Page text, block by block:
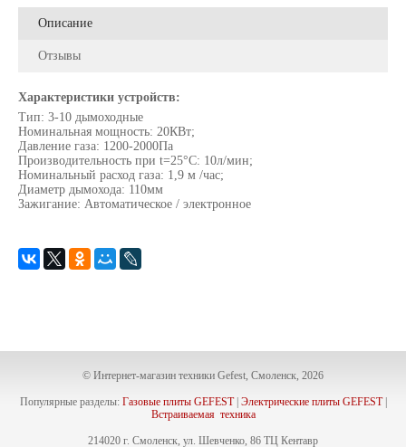
Описание
Отзывы
Характеристики устройств:
Тип: 3-10 дымоходные
Номинальная мощность: 20КВт;
Давление газа: 1200-2000Па
Производительность при t=25°C: 10л/мин;
Номинальный расход газа: 1,9 м /час;
Диаметр дымохода: 110мм
Зажигание: Автоматическое / электронное
© Интернет-магазин техники Gefest, Смоленск, 2026
Популярные разделы: Газовые плиты GEFEST| Электрические плиты GEFEST|
Встраиваемая техника
214020 г. Смоленск, ул. Шевченко, 86 ТЦ Кентавр